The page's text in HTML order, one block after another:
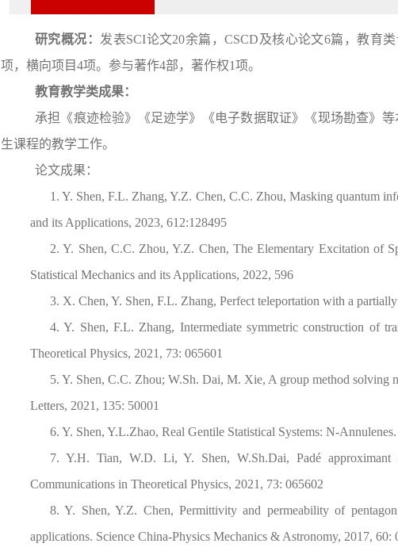
研究概况： 发表SCI论文20余篇，CSCD及核心论文6篇，教育
项，横向项目4项。参与著作4部，著作权1项。
教育教学类成果：
承担《痕迹检验》《足迹学》《电子数据取证》《现场勘查》
生课程的教学工作。
论文成果：
1. Y. Shen, F.L. Zhang, Y.Z. Chen, C.C. Zhou, Masking quantum
and its Applications, 2023, 612:128495
2. Y. Shen, C.C. Zhou, Y.Z. Chen, The Elementary Excitation of
Statistical Mechanics and its Applications, 2022, 596
3. X. Chen, Y. Shen, F.L. Zhang, Perfect teleportation with a
4. Y. Shen, F.L. Zhang, Intermediate symmetric construction of
Theoretical Physics, 2021, 73: 065601
5. Y. Shen, C.C. Zhou; W.Sh. Dai, M. Xie, A group method solving
Letters, 2021, 135: 50001
6. Y. Shen, Y.L.Zhao, Real Gentile Statistical Systems: N-
7. Y.H. Tian, W.D. Li, Y. Shen, W.Sh.Dai, Padé approximant
Communications in Theoretical Physics, 2021, 73: 065602
8. Y. Shen, Y.Z. Chen, Permittivity and permeability of
applications. Science China-Physics Mechanics & Astronomy, 2017, 60: